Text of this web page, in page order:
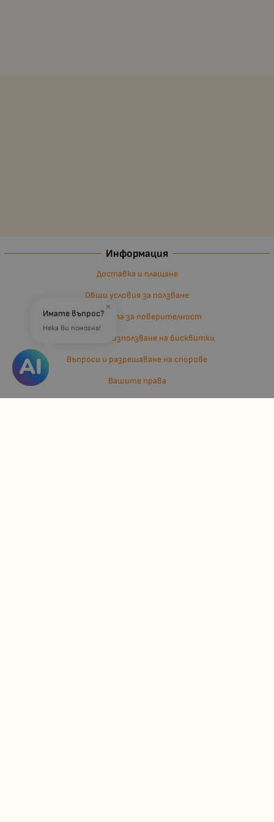
Информация
Доставка и плащане
Общи условия за ползване
Политиката за поверителност
Политика за използване на бисквитки
Въпроси и разрешаване на спорове
Вашите права
×
Имате въпрос?
Нека Ви помогна!